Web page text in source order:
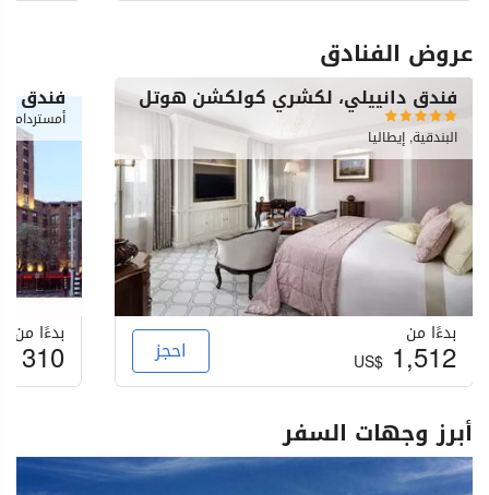
عروض الفنادق
فندق دانييلي، لكشري كولكشن هوتل
البندقية, إيطاليا
بدءًا من
US$1,512 احجز
فندق
أمستردام,
بدءًا من
310
أبرز وجهات السفر